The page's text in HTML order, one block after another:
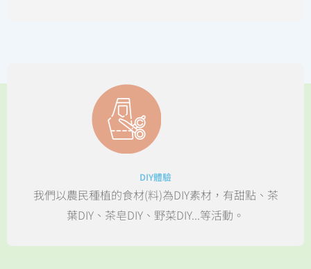
DIY體驗
我們以農民種植的食材(料)為DIY素材，有甜點、茶
葉DIY、茶皂DIY、野菜DIY...等活動。